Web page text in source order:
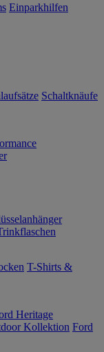
Einparkhilfen
Schaltknäufe
T-Shirts &
Heritage
Kollektion Ford